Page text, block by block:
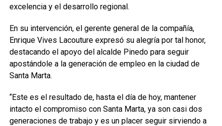
excelencia y el desarrollo regional.
En su intervención, el gerente general de la compañía,
Enrique Vives Lacouture expresó su alegría por tal honor,
destacando el apoyo del alcalde Pinedo para seguir
apostándole a la generación de empleo en la ciudad de
Santa Marta.
“Este es el resultado de, hasta el día de hoy, mantener
intacto el compromiso con Santa Marta, ya son casi dos
generaciones de trabajo y es un placer seguir sirviendo a